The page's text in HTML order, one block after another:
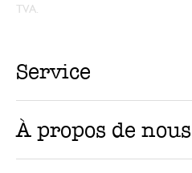
TVA.
Service
À propos de nous